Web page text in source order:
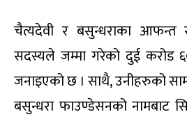
चैत्यदेवी र बसुन्धराका आफन्त
सदस्यले जम्मा गरेको दुई
जनाइएको छ । साथै, उनीहरुको
बसुन्धरा फाउण्डेसनको नामबाट